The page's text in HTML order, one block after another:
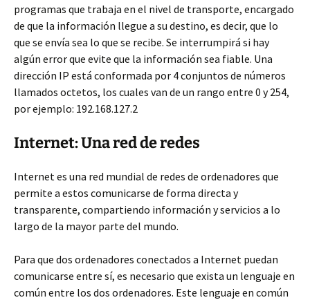
programas que trabaja en el nivel de transporte, encargado
de que la información llegue a su destino, es decir, que lo
que se envía sea lo que se recibe. Se interrumpirá si hay
algún error que evite que la información sea fiable. Una
dirección IP está conformada por 4 conjuntos de números
llamados octetos, los cuales van de un rango entre 0 y 254,
por ejemplo: 192.168.127.2
Internet: Una red de redes
Internet es una red mundial de redes de ordenadores que
permite a estos comunicarse de forma directa y
transparente, compartiendo información y servicios a lo
largo de la mayor parte del mundo.
Para que dos ordenadores conectados a Internet puedan
comunicarse entre sí, es necesario que exista un lenguaje en
común entre los dos ordenadores. Este lenguaje en común